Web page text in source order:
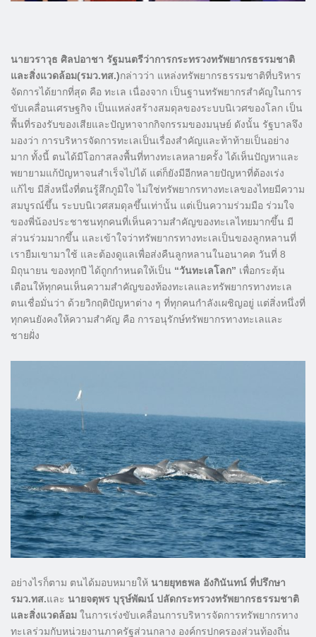
นายวราวุธ ศิลปอาชา รัฐมนตรีว่าการกระทรวงทรัพยากรธรรมชาติ
และสิ่งแวดล้อม(รมว.ทส.)กล่าวว่า แหล่งทรัพยากรธรรมชาติที่บริหาร
จัดการได้ยากที่สุด คือ ทะเล เนื่องจาก เป็นฐานทรัพยากรสำคัญในการ
ขับเคลื่อนเศรษฐกิจ เป็นแหล่งสร้างสมดุลของระบบนิเวศของโลก เป็น
พื้นที่รองรับของเสียและปัญหาจากกิจกรรมของมนุษย์ ดังนั้น รัฐบาลจึง
มองว่า การบริหารจัดการทะเลเป็นเรื่องสำคัญและท้าท้ายเป็นอย่าง
มาก ทั้งนี้ ตนได้มีโอกาสลงพื้นที่ทางทะเลหลายครั้ง ได้เห็นปัญหาและ
พยายามแก้ปัญหาจนสำเร็จไปได้ แต่ก็ยังมีอีกหลายปัญหาที่ต้องเร่ง
แก้ไข มีสิ่งหนึ่งที่ตนรู้สึกภูมิใจ ไม่ใช่ทรัพยากรทางทะเลของไทยมีความ
สมบูรณ์ขึ้น ระบบนิเวศสมดุลขึ้นเท่านั้น แต่เป็นความร่วมมือ ร่วมใจ
ของพี่น้องประชาชนทุกคนที่เห็นความสำคัญของทะเลไทยมากขึ้น มี
ส่วนร่วมมากขึ้น และเข้าใจว่าทรัพยากรทางทะเลเป็นของลูกหลานที่
เรายืมเขามาใช้ และต้องดูแลเพื่อส่งคืนลูกหลานในอนาคต วันที่ 8
มิถุนายน ของทุกปี ได้ถูกกำหนดให้เป็น “วันทะเลโลก” เพื่อกระตุ้น
เตือนให้ทุกคนเห็นความสำคัญของท้องทะเลและทรัพยากรทางทะเล
ตนเชื่อมั่นว่า ด้วยวิกฤติปัญหาต่าง ๆ ที่ทุกคนกำลังเผชิญอยู่ แต่สิ่งหนึ่งที่
ทุกคนยังคงให้ความสำคัญ คือ การอนุรักษ์ทรัพยากรทางทะเลและ
ชายฝั่ง
อย่างไรก็ตาม ตนได้มอบหมายให้ นายยุทธพล อังกินันทน์ ที่ปรึกษา
รมว.ทส.และ นายจตุพร บุรุษ์พัฒน์ ปลัดกระทรวงทรัพยากรธรรมชาติ
และสิ่งแวดล้อม ในการเร่งขับเคลื่อนการบริหารจัดการทรัพยากรทาง
ทะเลร่วมกับหน่วยงานภาครัฐส่วนกลาง องค์กรปกครองส่วนท้องถิ่น